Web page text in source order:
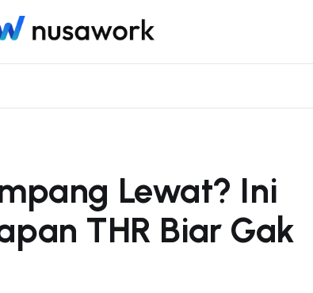
Lewat? Ini
THR Biar Gak